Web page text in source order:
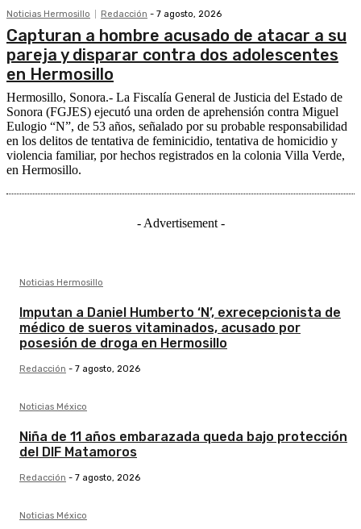
Noticias Hermosillo Redacción - 7 agosto, 2026
Capturan a hombre acusado de atacar a su
pareja y disparar contra dos adolescentes
en Hermosillo
Hermosillo, Sonora.- La Fiscalía General de Justicia del Estado de
Sonora (FGJES) ejecutó una orden de aprehensión contra Miguel
Eulogio “N”, de 53 años, señalado por su probable responsabilidad
en los delitos de tentativa de feminicidio, tentativa de homicidio y
violencia familiar, por hechos registrados en la colonia Villa Verde,
en Hermosillo.
- Advertisement -
Noticias Hermosillo
Imputan a Daniel Humberto ‘N’, exrecepcionista de
médico de sueros vitaminados, acusado por
posesión de droga en Hermosillo
Redacción - 7 agosto, 2026
Noticias México
Niña de 11 años embarazada queda bajo protección
del DIF Matamoros
Redacción - 7 agosto, 2026
Noticias México